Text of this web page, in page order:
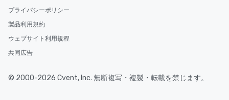
プライバシーポリシー
製品利用規約
ウェブサイト利用規程
共同広告
© 2000-2026 Cvent, Inc. 無断複写・複製・転載を禁じます。